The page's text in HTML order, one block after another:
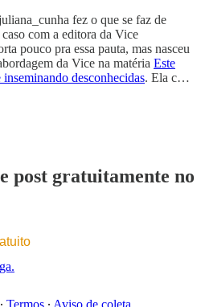
fez o que se faz de
com a editora da Vice
pouco pra essa pauta, mas nasceu
da Vice na matéria Este
desconhecidas. Ela c…
post gratuitamente no